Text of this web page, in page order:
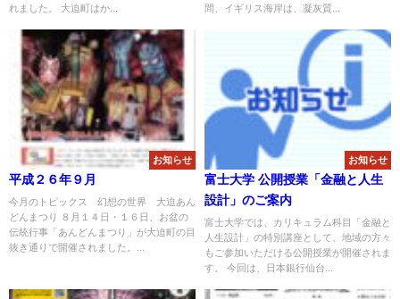
れました。 大迫町はか...
間、イギリス海岸は、凝灰質...
お知らせ
平成２６年９月
今月のトピックス 幻想の世界 大迫あん
どんまつり ８月１４日・１６日、お盆の
伝統行事「あんどんまつり」が大迫町の目
抜き通りで開催されました。...
お知らせ
富士大学 公開授業「金融と人生
設計」のご案内
富士大学では、カリキュラム科目「金融と
人生設計」の特別講座として、地域の方々
もご参加いただける公開授業が開催されま
す。 今回は、日本銀行仙台...